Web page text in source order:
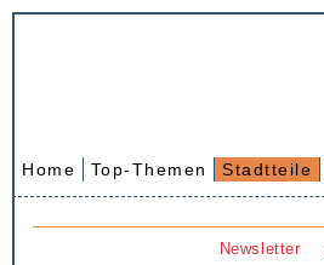
Home Top-Themen Stadtteile
Newsletter